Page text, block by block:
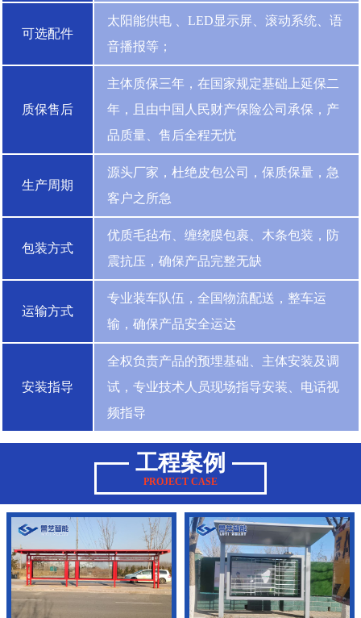
可选配件
太阳能供电 、LED显示屏、滚动系统、语
音播报等；
质保售后
主体质保三年，在国家规定基础上延保二
年，且由中国人民财产保险公司承保，产
品质量、售后全程无忧
生产周期
源头厂家，杜绝皮包公司，保质保量，急
客户之所急
包装方式
优质毛毡布、缠绕膜包裹、木条包装，防
震抗压，确保产品完整无缺
运输方式
专业装车队伍，全国物流配送，整车运
输，确保产品安全运达
安装指导
全权负责产品的预埋基础、主体安装及调
试，专业技术人员现场指导安装、电话视
频指导
工程案例
PROJECT CASE